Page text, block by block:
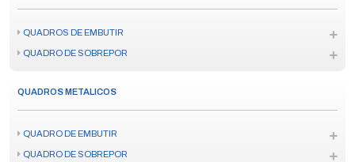
QUADROS DE EMBUTIR
QUADRO DE SOBREPOR
QUADROS METALICOS
QUADRO DE EMBUTIR
QUADRO DE SOBREPOR